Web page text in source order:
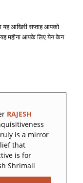
यह आखिरी सप्ताह आपको
महीना आपके लिए येन केन
RAJESH
is a mirror
that
is for
Shrimali